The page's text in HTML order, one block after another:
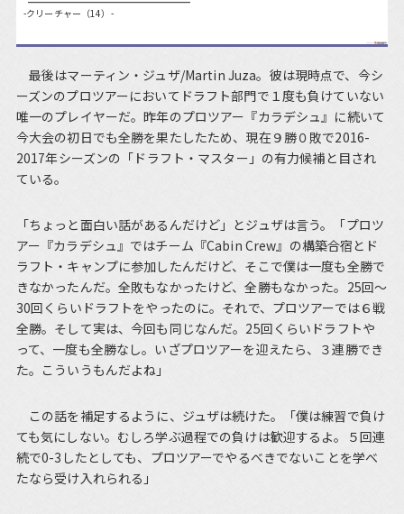
-クリーチャー（14）-
最後はマーティン・ジュザ/Martin Juza。彼は現時点で、今シ
ーズンのプロツアーにおいてドラフト部門で１度も負けていない
唯一のプレイヤーだ。昨年のプロツアー『カラデシュ』に続いて
今大会の初日でも全勝を果たしたため、現在９勝０敗で2016-
2017年シーズンの「ドラフト・マスター」の有力候補と目され
ている。
「ちょっと面白い話があるんだけど」とジュザは言う。「プロツ
アー『カラデシュ』ではチーム『Cabin Crew』の構築合宿とド
ラフト・キャンプに参加したんだけど、そこで僕は一度も全勝で
きなかったんだ。全敗もなかったけど、全勝もなかった。25回～
30回くらいドラフトをやったのに。それで、プロツアーでは６戦
全勝。そして実は、今回も同じなんだ。25回くらいドラフトや
って、一度も全勝なし。いざプロツアーを迎えたら、３連勝でき
た。こういうもんだよね」
この話を補足するように、ジュザは続けた。「僕は練習で負け
ても気にしない。むしろ学ぶ過程での負けは歓迎するよ。５回連
続で0-3したとしても、プロツアーでやるべきでないことを学べ
たなら受け入れられる」